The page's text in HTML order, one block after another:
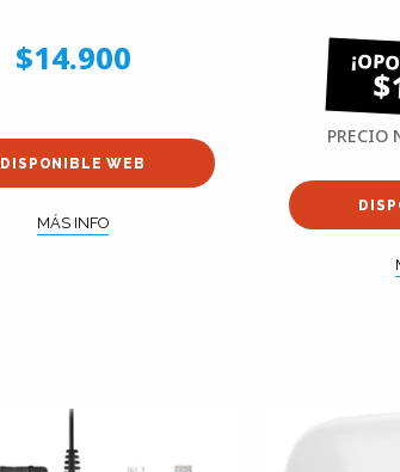
$14.900
DISPONIBLE WEB
MÁS INFO
PRECIO